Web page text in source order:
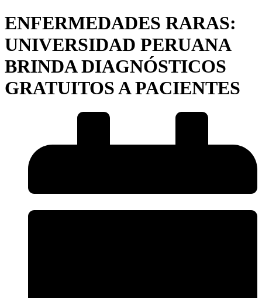
ENFERMEDADES RARAS:
UNIVERSIDAD PERUANA
BRINDA DIAGNÓSTICOS
GRATUITOS A PACIENTES